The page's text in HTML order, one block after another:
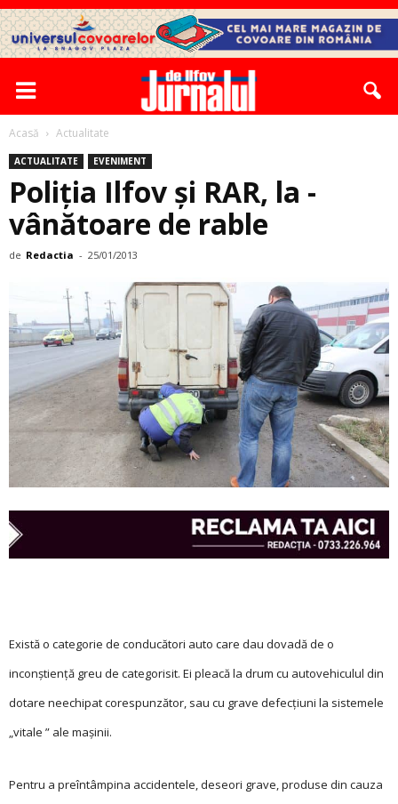
Acasă Actualitate
ACTUALITATE EVENIMENT
Poliția Ilfov și RAR, la ­
vânătoare de rable
de Redactia - 25/01/2013
Există o categorie de conducători auto care dau dovadă de o
inconștiență greu de categorisit. Ei pleacă la drum cu autovehiculul din
dotare neechipat corespunzător, sau cu grave defecțiuni la sistemele
„vitale ” ale mașinii.
Pentru a preîntâmpina accidentele, deseori gra­ve, produse din cauza